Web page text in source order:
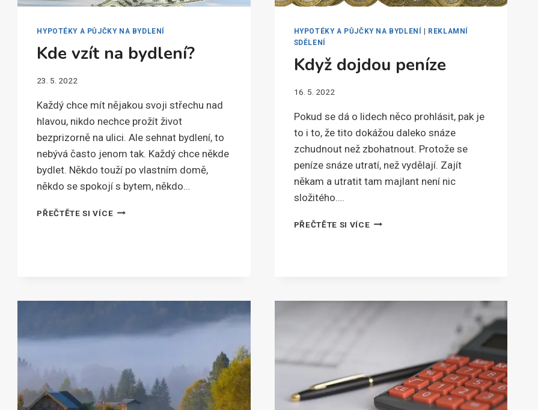
HYPOTÉKY A PŮJČKY NA BYDLENÍ
Kde vzít na bydlení?
23. 5. 2022
Každý chce mít nějakou svoji střechu nad
hlavou, nikdo nechce prožít život
bezprizorně na ulici. Ale sehnat bydlení, to
nebývá často jenom tak. Každý chce někde
bydlet. Někdo touží po vlastním domě,
někdo se spokojí s bytem, někdo…
PŘEČTĚTE SI VÍCEKDE
HYPOTÉKY A PŮJČKY NA BYDLENÍ
REKLAMNÍ
SDĚLENÍ
Když dojdou peníze
16. 5. 2022
Pokud se dá o lidech něco prohlásit, pak je
to i to, že tito dokážou daleko snáze
zchudnout než zbohatnout. Protože se
peníze snáze utratí, než vydělají. Zajít
někam a utratit tam majlant není nic
složitého….
PŘEČTĚTE SI VÍCEKDYŽ